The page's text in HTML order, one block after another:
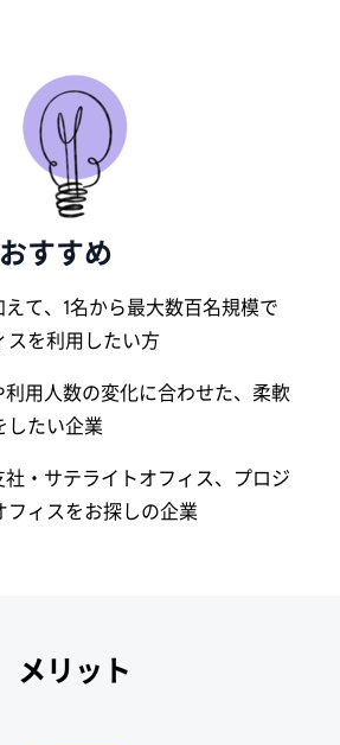
すすめ
て、1名から最大数百名規模で
スを利用したい方
用人数の変化に合わせた、柔軟
したい企業
・サテライトオフィス、プロジ
フィスをお探しの企業
メリット